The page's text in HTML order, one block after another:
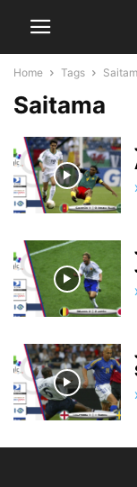
Home Tags
Saitama